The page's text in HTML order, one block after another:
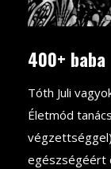
400+ baba
Tóth Juli
Életmód
egészségéért